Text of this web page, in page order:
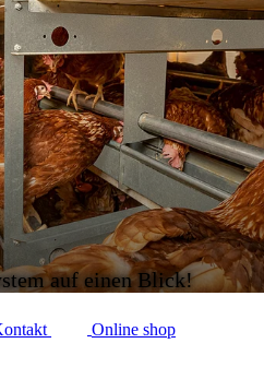
auf einen Blick!
Online shop